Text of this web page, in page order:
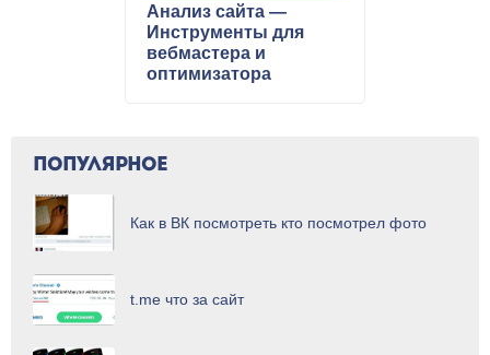
Анализ сайта —
Инструменты для
вебмастера и
оптимизатора
ПОПУЛЯРНОЕ
Как в ВК посмотреть кто посмотрел фото
t.me что за сайт